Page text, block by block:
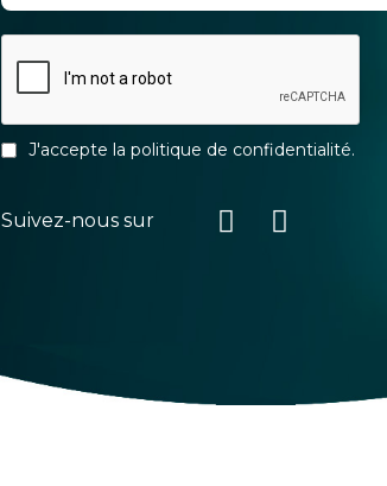
J'accepte la politique de confidentialité.
Suivez-nous sur